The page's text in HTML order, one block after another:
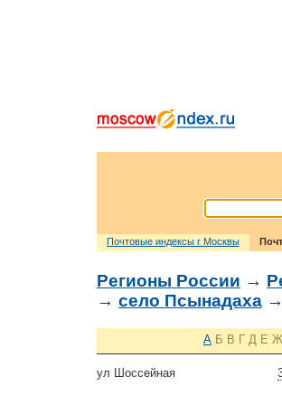
Почтовые индексы г Москвы
Регионы России →
→ село Псынадаха
А Б В Г Д Е Ж
ул Шоссейная